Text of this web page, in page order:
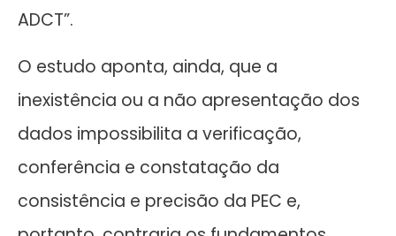
ADCT”.
O estudo aponta, ainda, que a
inexistência ou a não apresentação dos
dados impossibilita a verificação,
conferência e constatação da
consistência e precisão da PEC e,